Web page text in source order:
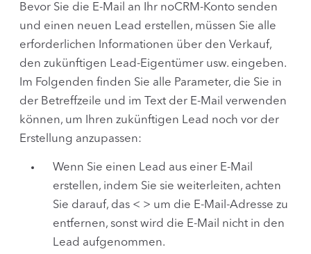
Bevor Sie die E-Mail an Ihr noCRM-Konto senden
und einen neuen Lead erstellen, müssen Sie alle
erforderlichen Informationen über den Verkauf,
den zukünftigen Lead-Eigentümer usw. eingeben.
Im Folgenden finden Sie alle Parameter, die Sie in
der Betreffzeile und im Text der E-Mail verwenden
können, um Ihren zukünftigen Lead noch vor der
Erstellung anzupassen:
Wenn Sie einen Lead aus einer E-Mail
erstellen, indem Sie sie weiterleiten, achten
Sie darauf, das < > um die E-Mail-Adresse zu
entfernen, sonst wird die E-Mail nicht in den
Lead aufgenommen.